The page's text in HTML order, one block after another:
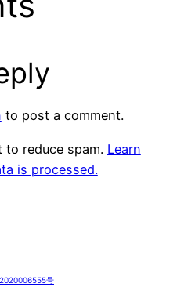
to post a comment.
to reduce spam. Learn
is processed.
号